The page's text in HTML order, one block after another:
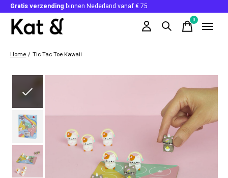
Gratis verzending binnen Nederland vanaf € 75
0items
Home / Tic Tac Toe Kawaii